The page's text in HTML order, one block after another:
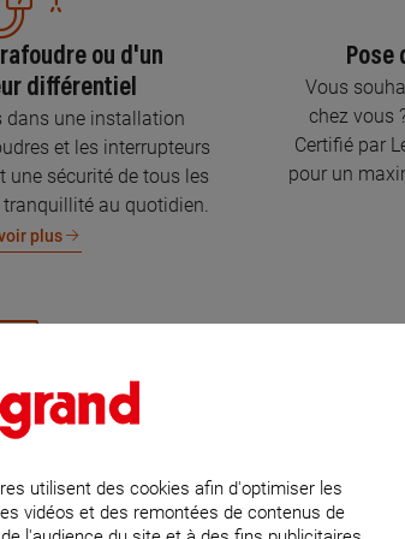
ou d'un
différentiel
dans une installation
et les interrupteurs
une sécurité de tous les
au quotidien.
plus
Pose
Vous
chez vous
Certifié par
pour un
de l’installation
implique la sécurité et la
et de vos biens,
Pose
Pour votre
utilisent des cookies afin d'optimiser les
vidéos et des remontées de contenus de